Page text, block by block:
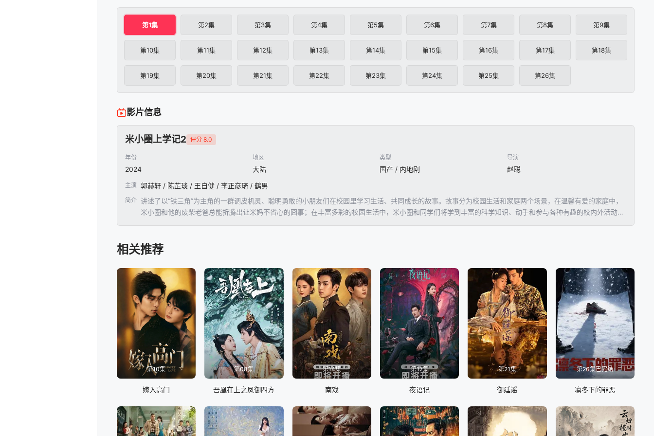
第1集 第2集 第3集 第4集 第5集 第6集 第7集 第8集 第9集
第10集 第11集 第12集 第13集 第14集 第15集 第16集 第17集 第18集
第19集 第20集 第21集 第22集 第23集 第24集 第25集 第26集
影片信息
米小圈上学记2 评分 8.0
年份
2024
地区
大陆
类型
国产 / 内地剧
导演
赵聪
主演 郭赫轩 / 陈芷琰 / 王自健 / 李正彦琦 / 鹤男
简介 讲述了以“铁三角”为主角的一群调皮机灵、聪明勇敢的小朋友们在校园里学习生活、共同成长的故事。故事分为校园生活和家庭两个场景，在温馨有爱的家庭中，
米小圈和他的废柴老爸总能折腾出让米妈不省心的囧事；在丰富多彩的校园生活中，米小圈和同学们将学到丰富的科学知识、动手和参与各种有趣的校内外活动，
相关推荐
第10集
嫁入高门
第08集
吾凰在上之凤御四方
第14集
南戏
第17集
夜语记
第21集
御廷谣
第26集已完结
凛冬下的罪恶